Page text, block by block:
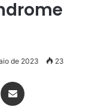
de 2023 23